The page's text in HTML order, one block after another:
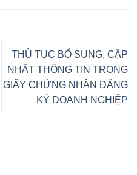
THỦ TỤC BỔ SUNG, CẬP
NHẬT THÔNG TIN TRONG
GIẤY CHỨNG NHẬN ĐĂNG
KÝ DOANH NGHIỆP